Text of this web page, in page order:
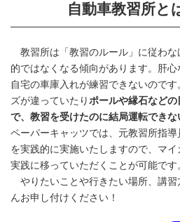
自動車教習所と
教習所は「教習のルール」に従わな
的ではなくなる傾向があります。肝
自宅の車庫入れが練習できないので
ズが違っていたり ポールや縁石など
で、教習を受けたのに結局運転でき
ペーパーキャッツでは、元教習所指
を実践的に実施いたしますので、マ
実践に移っていただくことが可能です
やりたいことや行きたい場所、講習
んお申し付けください！